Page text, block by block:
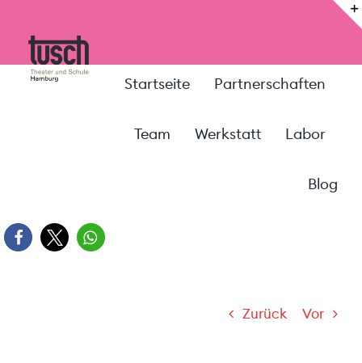
springen
Startseite Partnerschaften
Team Werkstatt Labor
Blog
Zurück Vor